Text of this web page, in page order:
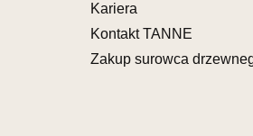
Kariera
Kontakt TANNE
Zakup surowca